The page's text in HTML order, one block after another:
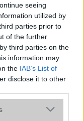
seeing
utilized by
parties prior to
of the further
third parties on the
information may
the IAB’s List of
disclose it to other
or more Google